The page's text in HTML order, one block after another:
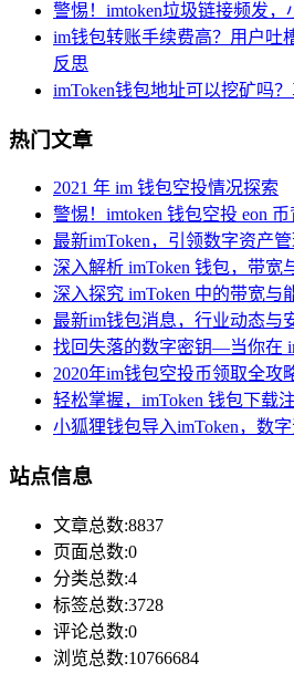
警惕！imtoken垃圾链接频发
im钱包转账手续费高？用户吐
反思
imToken钱包地址可以挖矿吗
热门文章
2021 年 im 钱包空投情况探索
警惕！imtoken 钱包空投 eon
最新imToken，引领数字资产
深入解析 imToken 钱包，带宽
深入探究 imToken 中的带宽与
最新im钱包消息，行业动态与
找回失落的数字密钥—当你在
2020年im钱包空投币领取全攻
轻松掌握，imToken 钱包下载
小狐狸钱包导入imToken，数
站点信息
文章总数:8837
页面总数:0
分类总数:4
标签总数:3728
评论总数:0
浏览总数:10766684